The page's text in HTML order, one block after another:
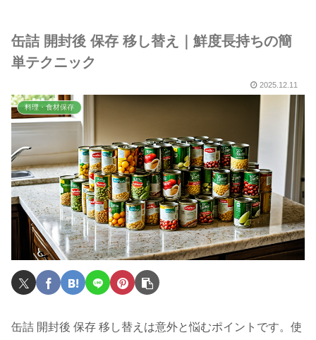
缶詰 開封後 保存 移し替え｜鮮度長持ちの簡
単テクニック
2025.12.11
料理・食材保存
缶詰 開封後 保存 移し替えは意外と悩むポイントです。使